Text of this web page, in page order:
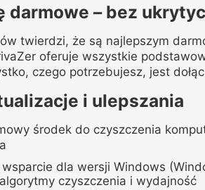
darmowe – bez
twierdzi, że są najlepszym
oferuje wszystkie
czego potrzebujesz, jest
i ulepszania
środek do czyszczenia
dla wersji Windows
czyszczenia i wydajność